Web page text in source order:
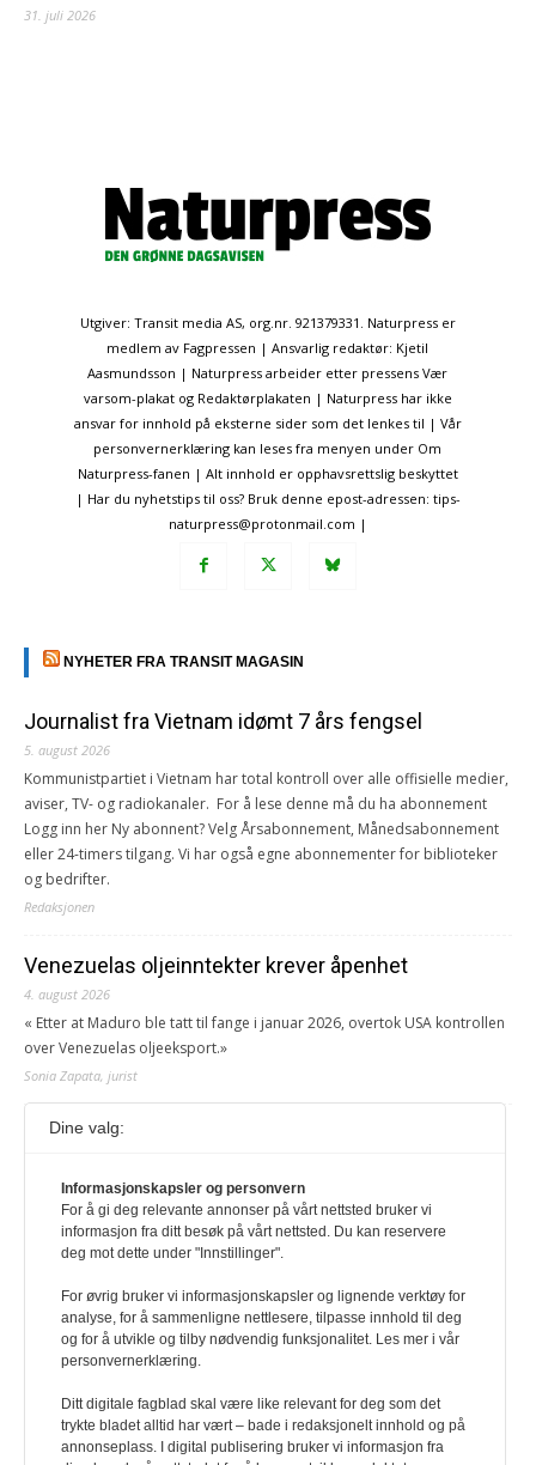
31. juli 2026
Utgiver: Transit media AS, org.nr. 921379331. Naturpress er
medlem av Fagpressen | Ansvarlig redaktør: Kjetil
Aasmundsson | Naturpress arbeider etter pressens Vær
varsom-plakat og Redaktørplakaten | Naturpress har ikke
ansvar for innhold på eksterne sider som det lenkes til | Vår
personvernerklæring kan leses fra menyen under Om
Naturpress-fanen | Alt innhold er opphavsrettslig beskyttet
| Har du nyhetstips til oss? Bruk denne epost-adressen: tips-
naturpress@protonmail.com |
NYHETER FRA TRANSIT MAGASIN
Journalist fra Vietnam idømt 7 års fengsel
5. august 2026
Kommunistpartiet i Vietnam har total kontroll over alle offisielle medier,
aviser, TV- og radiokanaler. For å lese denne må du ha abonnement
Logg inn her Ny abonnent? Velg Årsabonnement, Månedsabonnement
eller 24-timers tilgang. Vi har også egne abonnementer for biblioteker
og bedrifter.
Redaksjonen
Venezuelas oljeinntekter krever åpenhet
4. august 2026
« Etter at Maduro ble tatt til fange i januar 2026, overtok USA kontrollen
over Venezuelas oljeeksport.»
Sonia Zapata, jurist
117,8 millioner er på flukt, en nedgang fra forrige
1. august 2026
Ville ha tilsvart verdens trettende største land i folketall. For å lese
denne må du ha abonnement Logg inn her Ny abonnent? Velg
også egne abonnementer for biblioteker og bedrifter.
Redaksjonen
Dine valg:
Informasjonskapsler og personvern
For å gi deg relevante annonser på vårt nettsted bruker vi
informasjon fra ditt besøk på vårt nettsted. Du kan reservere
deg mot dette under "Innstillinger".
For øvrig bruker vi informasjonskapsler og lignende verktøy for
analyse, for å sammenligne nettlesere, tilpasse innhold til deg
og for å utvikle og tilby nødvendig funksjonalitet. Les mer i vår
personvernerklæring.
Ditt digitale fagblad skal være like relevant for deg som det
trykte bladet alltid har vært – bade i redaksjonelt innhold og på
annonseplass. I digital publisering bruker vi informasjon fra